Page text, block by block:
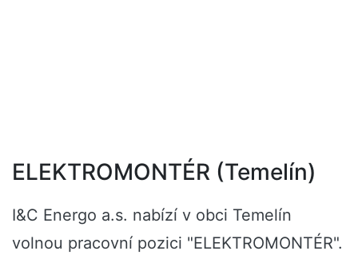
ELEKTROMONTÉR (Temelín)
I&C Energo a.s. nabízí v obci Temelín
volnou pracovní pozici "ELEKTROMONTÉR".